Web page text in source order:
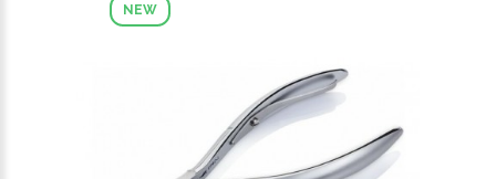
NEW